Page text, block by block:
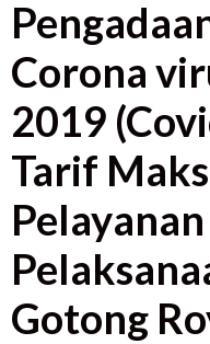
Corona
2019
Tarif
Gotong